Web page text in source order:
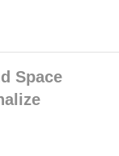
Space